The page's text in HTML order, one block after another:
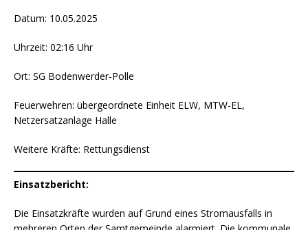
Datum: 10.05.2025
Uhrzeit: 02:16 Uhr
Ort: SG Bodenwerder-Polle
Feuerwehren: übergeordnete Einheit ELW, MTW-EL,
Netzersatzanlage Halle
Weitere Kräfte: Rettungsdienst
Einsatzbericht:
Die Einsatzkräfte wurden auf Grund eines Stromausfalls in